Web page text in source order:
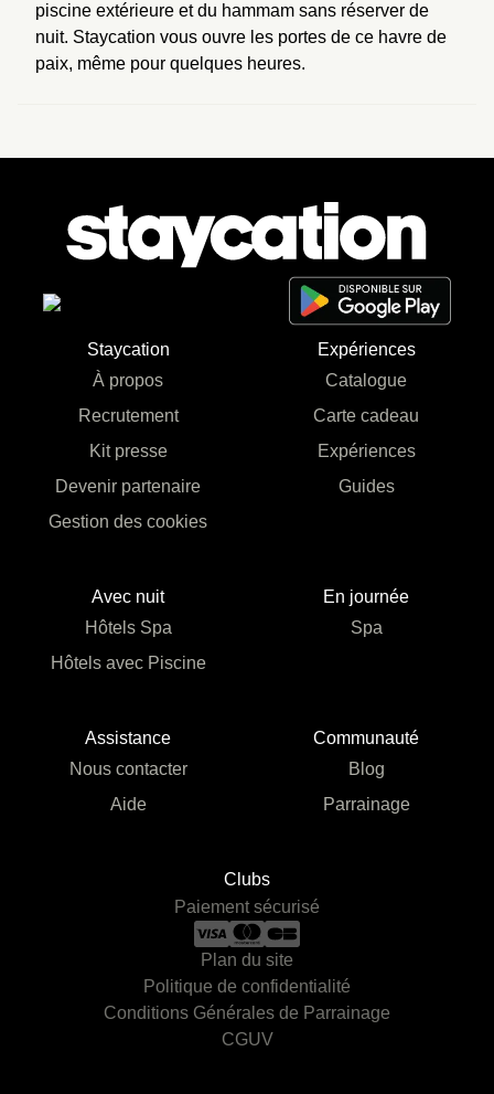
piscine extérieure et du hammam sans réserver de
nuit. Staycation vous ouvre les portes de ce havre de
paix, même pour quelques heures.
Staycation
À propos
Recrutement
Kit presse
Devenir partenaire
Gestion des cookies
Expériences
Catalogue
Carte cadeau
Expériences
Guides
Avec nuit
Hôtels Spa
Hôtels avec Piscine
En journée
Spa
Assistance
Nous contacter
Aide
Communauté
Blog
Parrainage
Clubs
Paiement sécurisé
Plan du site
Politique de confidentialité
Conditions Générales de Parrainage
CGUV